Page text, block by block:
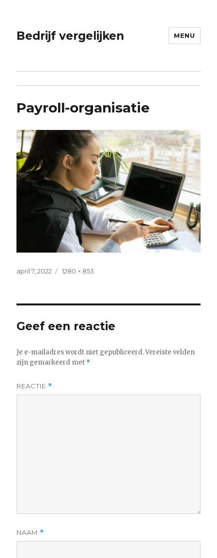
Bedrijf vergelijken MENU
Payroll-organisatie
Geplaatst
april 7, 2022
Volledige
1280 × 853
Geef een reactie
Je e-mailadres wordt niet gepubliceerd. Vereiste velden
zijn gemarkeerd met *
REACTIE *
NAAM *